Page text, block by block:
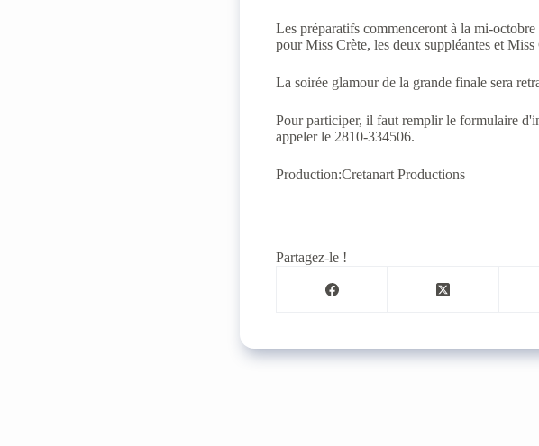
Les préparatifs commenceront à la mi-
pour Miss Crète, les deux suppléantes et
La soirée glamour de la grande finale sera
Pour participer, il faut remplir le formulaire
appeler le 2810-334506.
Production:Cretanart Productions
Partagez-le !